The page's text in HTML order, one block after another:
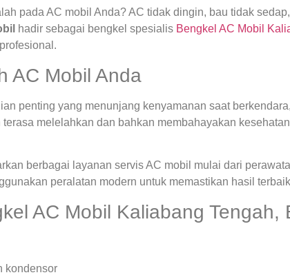
pada AC mobil Anda? AC tidak dingin, bau tidak
hadir sebagai bengkel spesialis Bengkel AC Mobil
AC Mobil Anda
penting yang menunjang kenyamanan saat
melelahkan dan bahkan membahayakan
berbagai layanan servis AC mobil mulai dari
peralatan modern untuk memastikan hasil
AC Mobil Kaliabang Tengah,
kondensor